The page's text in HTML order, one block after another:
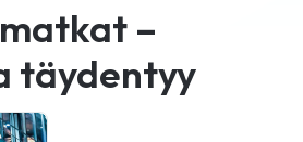
–
täydentyy